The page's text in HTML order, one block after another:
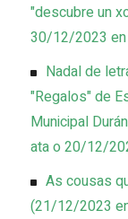
"descubre un
30/12/2023
Nadal de
"Regalos" de
Municipal
ata o 20/12/
As cousas
(21/12/2023